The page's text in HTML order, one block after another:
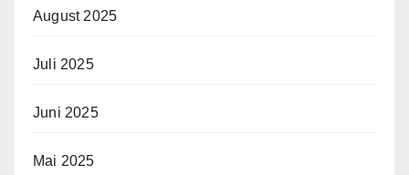
August 2025
Juli 2025
Juni 2025
Mai 2025